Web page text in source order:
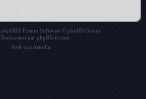
phpBB® Forum Software © phpBB Group
Traduction par phpBB-fr.com
Style par Artodia